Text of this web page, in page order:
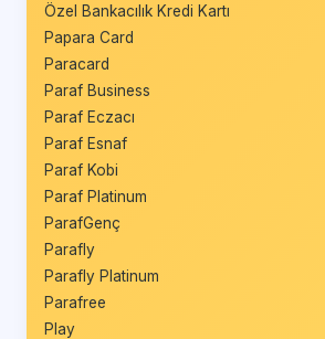
Özel Bankacılık Kredi Kartı
Papara Card
Paracard
Paraf Business
Paraf Eczacı
Paraf Esnaf
Paraf Kobi
Paraf Platinum
ParafGenç
Parafly
Parafly Platinum
Parafree
Play